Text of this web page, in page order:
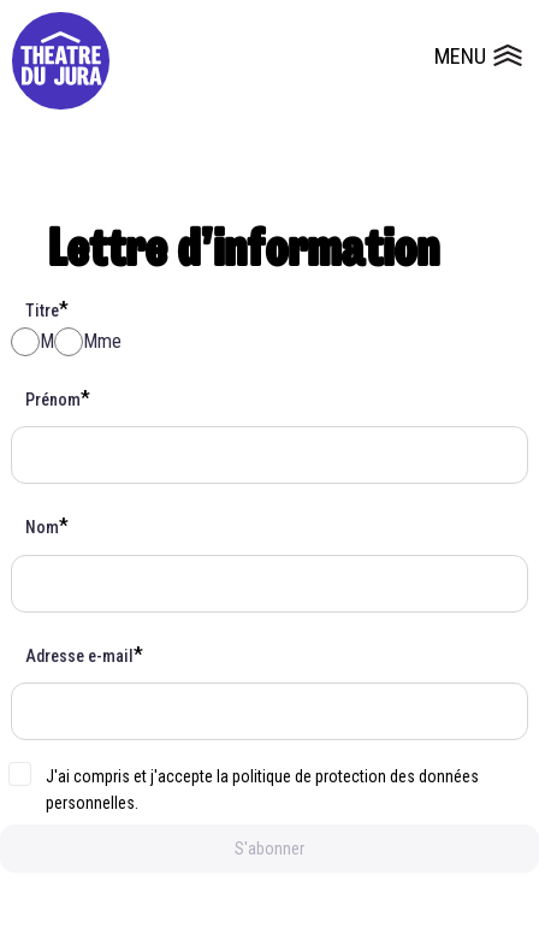
MENU
Presse
Salles
Dépôts de dossiers
Lettre d’information
Titre*
M
Mme
Prénom*
Nom*
Adresse e-mail*
J'ai compris et j'accepte la politique de protection des données
personnelles.
S'abonner